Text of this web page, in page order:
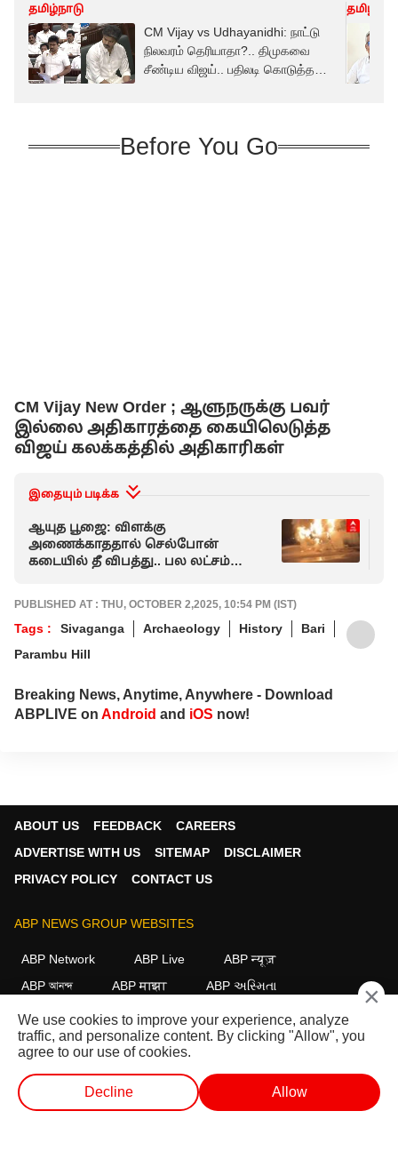
தமிழ்நாடு
CM Vijay vs Udhayanidhi: நாட்டு
நிலவரம் தெரியாதா?.. திமுகவை
சீண்டிய விஜய்.. பதிலடி கொடுத்த
Before You Go
CM Vijay New Order ; ஆளுநருக்கு பவர்
இல்லை அதிகாரத்தை கையிலெடுத்த
விஜய் கலக்கத்தில் அதிகாரிகள்
இதையும் படிக்க
ஆயுத பூஜை: விளக்கு
அணைக்காததால் செல்போன்
கடையில் தீ விபத்து.. பல லட்சம்
PUBLISHED AT : THU, OCTOBER 2,2025, 10:54 PM (IST)
Tags : Sivaganga Archaeology History
Bari
Parambu Hill
Breaking News, Anytime, Anywhere - Download
ABPLIVE on Android and iOS now!
ABOUT US FEEDBACK
CAREERS
ADVERTISE WITH US
SITEMAP
DISCLAIMER
PRIVACY POLICY
CONTACT US
ABP NEWS GROUP WEBSITES
ABP Network ABP Live
ABP न्यूज़
ABP আনন্দ
ABP माझा
ABP અસ્મિતા
ABP Ganga
ABP ਸਾਂਝਾ ABP நாடு ABP దేశం
FOLLOW US
×
We use cookies to improve your experience, analyze
traffic, and personalize content. By clicking "Allow", you
agree to our use of cookies.
Decline Allow